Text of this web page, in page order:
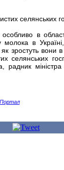
селянських
в
в
зростуть вони
селянських
міністра